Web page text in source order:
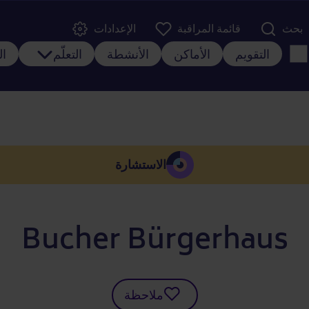
Main
التقويم الأماكن الأنشطة التعلّم
Menü derبحث قائمة المراقبة الإعدادات
الاستشارة
Bucher Bürgerhaus
ملاحظة